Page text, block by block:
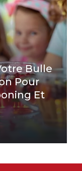
Bulle
Pour
Et